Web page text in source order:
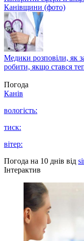
Канівщини (фото)
Медики розповіли, як
робити, якщо стався
Погода
Канів
вологість:
тиск:
вітер:
Погода на 10 днів від
Інтерактив